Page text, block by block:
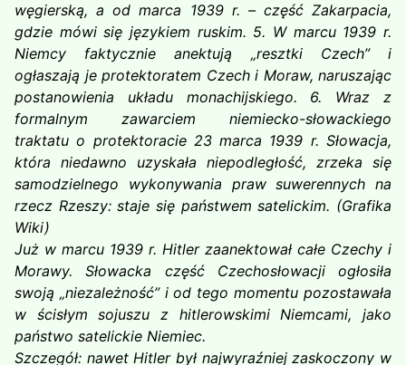
węgierską, a od marca 1939 r. – część Zakarpacia,
gdzie mówi się językiem ruskim. 5. W marcu 1939 r.
Niemcy faktycznie anektują „resztki Czech” i
ogłaszają je protektoratem Czech i Moraw, naruszając
postanowienia układu monachijskiego. 6. Wraz z
formalnym zawarciem niemiecko-słowackiego
traktatu o protektoracie 23 marca 1939 r. Słowacja,
która niedawno uzyskała niepodległość, zrzeka się
samodzielnego wykonywania praw suwerennych na
rzecz Rzeszy: staje się państwem satelickim. (Grafika
Wiki)
Już w marcu 1939 r. Hitler zaanektował całe Czechy i
Morawy. Słowacka część Czechosłowacji ogłosiła
swoją „niezależność” i od tego momentu pozostawała
w ścisłym sojuszu z hitlerowskimi Niemcami, jako
państwo satelickie Niemiec.
Szczegół: nawet Hitler był najwyraźniej zaskoczony w